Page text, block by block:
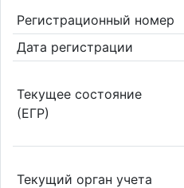
Регистрационный номер
Дата регистрации
Текущее состояние
(ЕГР)
Текущий орган учета